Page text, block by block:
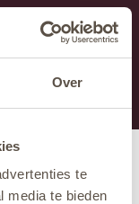
Over
te
media te bieden
pouvez nous
un e-